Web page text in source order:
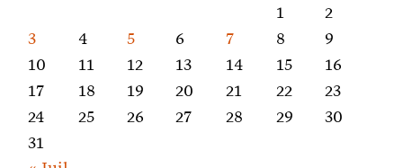
1
2
3
4 5 6 7 8
9
10
11 12 13 14 15
16
17
18 19 20 21 22
23
24
25 26 27 28 29
30
31